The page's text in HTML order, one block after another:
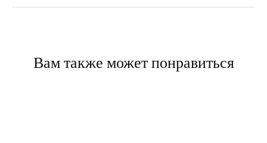
Вам также может понравиться